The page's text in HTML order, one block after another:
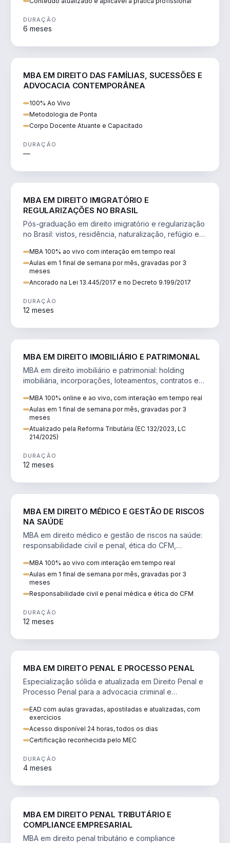
DURAÇÃO
6 meses
MBA EM DIREITO DAS FAMÍLIAS, SUCESSÕES E
ADVOCACIA CONTEMPORÂNEA
100% Ao Vivo
Metodologia de Ponta
Corpo Docente Atuante e Capacitado
DURAÇÃO
—
MBA EM DIREITO IMIGRATÓRIO E
REGULARIZAÇÕES NO BRASIL
Pós-graduação em direito imigratório e regularização
no Brasil: vistos, residência, naturalização, refúgio e
MBA 100% ao vivo com interação em tempo real
Aulas em 1 final de semana por mês, gravadas por 3
meses
Ancorado na Lei 13.445/2017 e no Decreto 9.199/2017
DURAÇÃO
12 meses
MBA EM DIREITO IMOBILIÁRIO E PATRIMONIAL
MBA em direito imobiliário e patrimonial: holding
imobiliária, incorporações, loteamentos, contratos e
MBA 100% online e ao vivo, com interação em tempo real
Aulas em 1 final de semana por mês, gravadas por 3
meses
Atualizado pela Reforma Tributária (EC 132/2023, LC
214/2025)
DURAÇÃO
12 meses
MBA EM DIREITO MÉDICO E GESTÃO DE RISCOS
NA SAÚDE
MBA em direito médico e gestão de riscos na saúde:
responsabilidade civil e penal, ética do CFM,
MBA 100% ao vivo com interação em tempo real
Aulas em 1 final de semana por mês, gravadas por 3
meses
Responsabilidade civil e penal médica e ética do CFM
DURAÇÃO
12 meses
MBA EM DIREITO PENAL E PROCESSO PENAL
Especialização sólida e atualizada em Direito Penal e
Processo Penal para a advocacia criminal e
EAD com aulas gravadas, apostiladas e atualizadas, com
exercícios
Acesso disponível 24 horas, todos os dias
Certificação reconhecida pelo MEC
DURAÇÃO
4 meses
MBA EM DIREITO PENAL TRIBUTÁRIO E
COMPLIANCE EMPRESARIAL
MBA em direito penal tributário e compliance